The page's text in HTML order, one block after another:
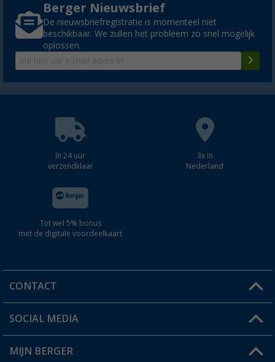
Berger Nieuwsbrief
De nieuwsbriefregistratie is momenteel niet
beschikbaar. We zullen het probleem zo snel mogelijk
oplossen.
In 24 uur
verzendklaar
3x in
Nederland
Tot wel 5% bonus
met de digitale voordeelkaart
CONTACT
Een vraag?
Winkel vinden
SOCIAL MEDIA
MIJN BERGER